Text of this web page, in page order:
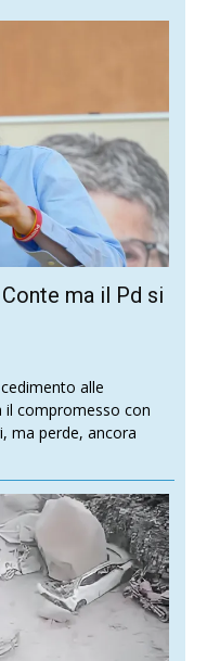
ma il Pd si
alle
il compromesso con
ma perde, ancora